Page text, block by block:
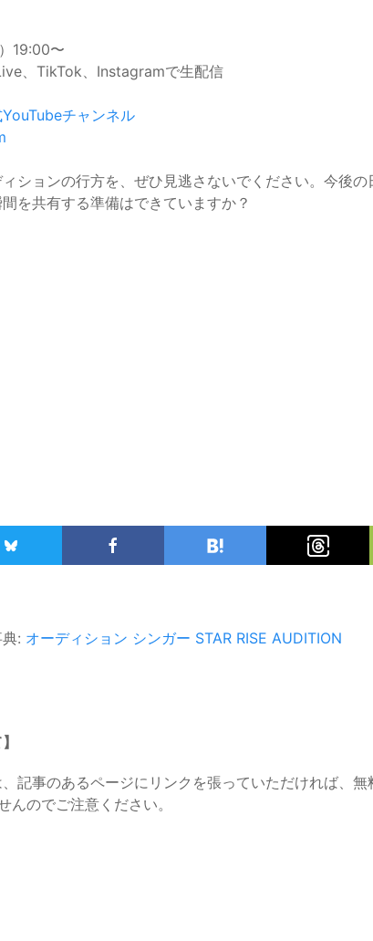
19:00〜
、TikTok、Instagramで生配信
チャンネル
ションの行方を、ぜひ見逃さないでください。今後
を共有する準備はできていますか？
: オーディション シンガー STAR RISE AUDITION
記事のあるページにリンクを張っていただければ、無
んのでご注意ください。